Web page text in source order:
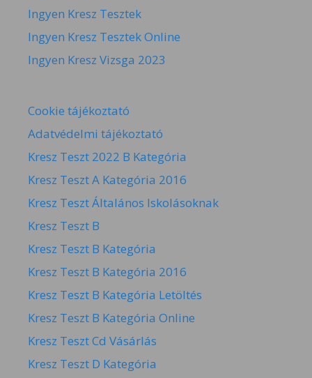
Ingyen Kresz Tesztek
Ingyen Kresz Tesztek Online
Ingyen Kresz Vizsga 2023
Cookie tájékoztató
Adatvédelmi tájékoztató
Kresz Teszt 2022 B Kategória
Kresz Teszt A Kategória 2016
Kresz Teszt Általános Iskolásoknak
Kresz Teszt B
Kresz Teszt B Kategória
Kresz Teszt B Kategória 2016
Kresz Teszt B Kategória Letöltés
Kresz Teszt B Kategória Online
Kresz Teszt Cd Vásárlás
Kresz Teszt D Kategória